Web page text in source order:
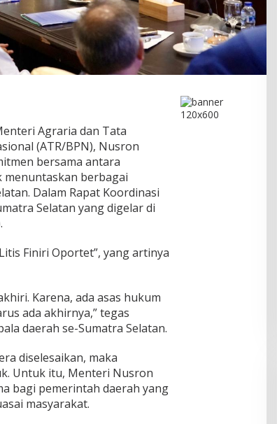
Agraria dan Tata
(ATR/BPN), Nusron
bersama antara
berbagai
Dalam Rapat Koordinasi
Selatan yang digelar di
Finiri Oportet”, yang artinya
Karena, ada asas hukum
ada akhirnya,” tegas
daerah se-Sumatra Selatan.
diselesaikan, maka
Untuk itu, Menteri Nusron
bagi pemerintah daerah yang
masyarakat.